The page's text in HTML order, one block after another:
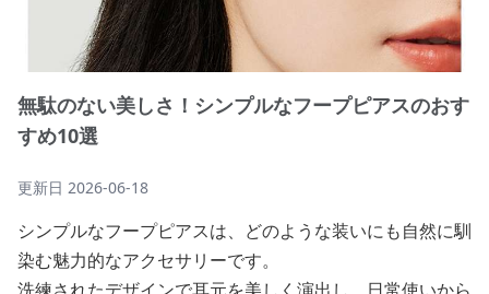
無駄のない美しさ！シンプルなフープピアスのおす
すめ10選
更新日 2026-06-18
シンプルなフープピアスは、どのような装いにも自然に馴
染む魅力的なアクセサリーです。